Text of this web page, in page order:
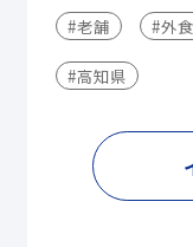
#老舗 #外
#高知県